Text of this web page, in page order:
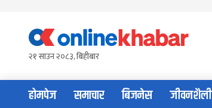
content२१ साउन २०८३, बिहीबार
होमपेज समाचार बिजनेस जीवनशैली